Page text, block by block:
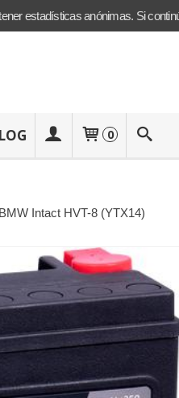
0
Intact HVT-8 (YTX14)
estadísticas anónimas. Si